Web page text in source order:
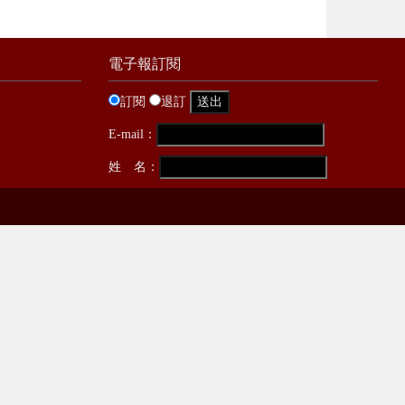
電子報訂閱
訂閱 退訂
E-mail：
姓 名：